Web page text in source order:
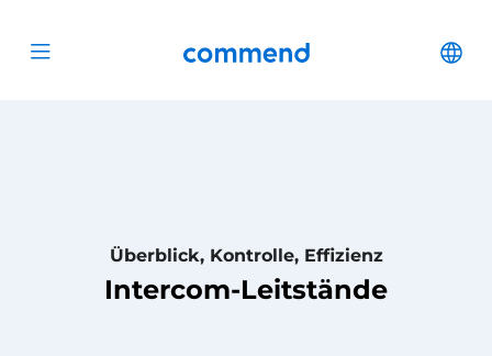
Open menu Commend
Überblick, Kontrolle, Effizienz
Intercom-Leitstände